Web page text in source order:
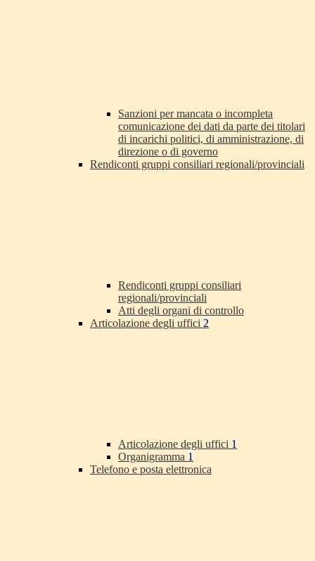
Sanzioni per mancata o incompleta
comunicazione dei dati da parte dei titolari
di incarichi politici, di amministrazione, di
direzione o di governo
Rendiconti gruppi consiliari regionali/provinciali
Rendiconti gruppi consiliari
regionali/provinciali
Atti degli organi di controllo
Articolazione degli uffici 2
Articolazione degli uffici 1
Organigramma 1
Telefono e posta elettronica